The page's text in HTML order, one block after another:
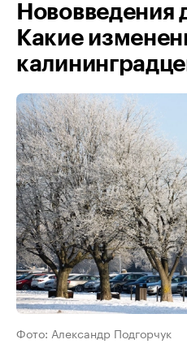
Нововведения
Какие
Фото: Александр Подгорчук